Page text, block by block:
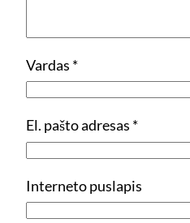
Vardas *
El. pašto adresas *
Interneto puslapis